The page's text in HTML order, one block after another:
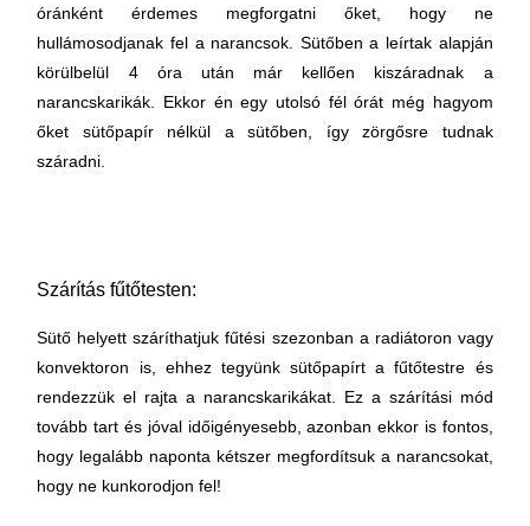
óránként érdemes megforgatni őket, hogy ne
hullámosodjanak fel a narancsok. Sütőben a leírtak alapján
körülbelül 4 óra után már kellően kiszáradnak a
narancskarikák. Ekkor én egy utolsó fél órát még hagyom
őket sütőpapír nélkül a sütőben, így zörgősre tudnak
száradni.
Szárítás fűtőtesten:
Sütő helyett száríthatjuk fűtési szezonban a radiátoron vagy
konvektoron is, ehhez tegyünk sütőpapírt a fűtőtestre és
rendezzük el rajta a narancskarikákat. Ez a szárítási mód
tovább tart és jóval időigényesebb, azonban ekkor is fontos,
hogy legalább naponta kétszer megfordítsuk a narancsokat,
hogy ne kunkorodjon fel!